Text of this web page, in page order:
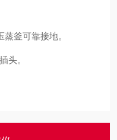
蒸釜可靠接地。
头。